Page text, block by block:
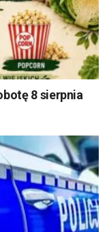
8 sierpnia